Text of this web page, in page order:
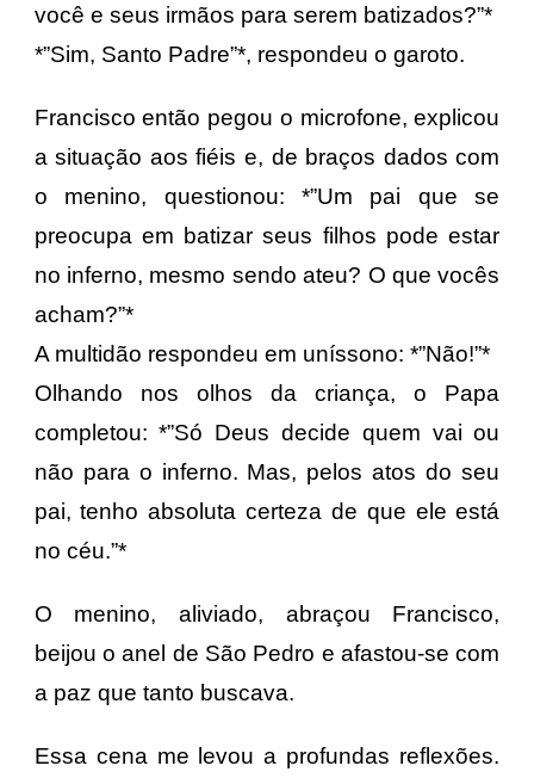
você e seus irmãos para serem batizados?”*
*”Sim, Santo Padre”*, respondeu o garoto.
Francisco então pegou o microfone, explicou
a situação aos fiéis e, de braços dados com
o menino, questionou: *”Um pai que se
preocupa em batizar seus filhos pode estar
no inferno, mesmo sendo ateu? O que vocês
acham?”*
A multidão respondeu em uníssono: *”Não!”*
Olhando nos olhos da criança, o Papa
completou: *”Só Deus decide quem vai ou
não para o inferno. Mas, pelos atos do seu
pai, tenho absoluta certeza de que ele está
no céu.”*
O menino, aliviado, abraçou Francisco,
beijou o anel de São Pedro e afastou-se com
a paz que tanto buscava.
Essa cena me levou a profundas reflexões.